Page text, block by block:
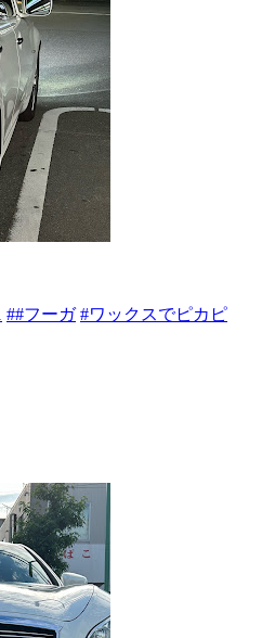
##フーガ #ワックスでピカピ